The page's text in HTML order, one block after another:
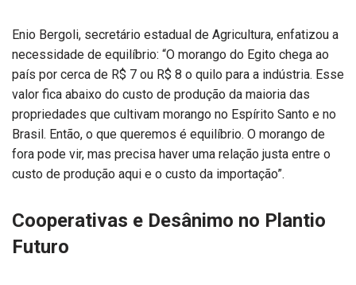
Enio Bergoli, secretário estadual de Agricultura, enfatizou a
necessidade de equilíbrio: “O morango do Egito chega ao
país por cerca de R$ 7 ou R$ 8 o quilo para a indústria. Esse
valor fica abaixo do custo de produção da maioria das
propriedades que cultivam morango no Espírito Santo e no
Brasil. Então, o que queremos é equilíbrio. O morango de
fora pode vir, mas precisa haver uma relação justa entre o
custo de produção aqui e o custo da importação”.
Cooperativas e Desânimo no Plantio
Futuro